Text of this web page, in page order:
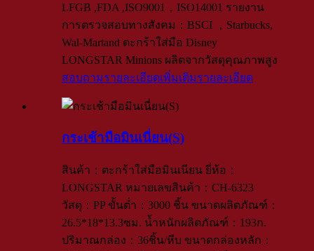
LFGB ,FDA ,ISO9001，ISO14001 รายงาน
การตรวจสอบทางสังคม：BSCI ，Starbucks,
Wal-Martand ตะกร้าใส่มือ Disney
LONGSTAR Minions ผลิตจากวัสดุคุณภาพสูง
สอบถามรายละเอียดเพิ่มเติมรายละเอียด
กระเช้ามือมินเนี่ยน(S)
สินค้า：ตะกร้าใส่มือมินเนียน ยี่ห้อ：
LONGSTAR หมายเลขสินค้า：CH-6323
วัสดุ：PP ขั้นต่ำ：3000 ชิ้น ขนาดผลิตภัณฑ์：
26.5*18*13.3ซม. น้ำหนักผลิตภัณฑ์：193ก.
ปริมาณกล่อง：36ชิ้น/หีบ ขนาดกล่องหลัก：